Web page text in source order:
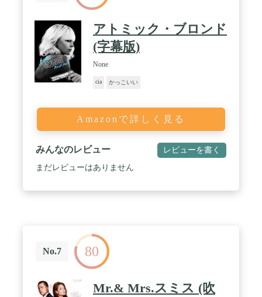
アトミック・ブロンド
(字幕版)
None
cia かっこいい
Amazonで詳しく見る
みんなのレビュー レビューを書く
まだレビューはありません
No.7 80
Mr.& Mrs.スミス (吹